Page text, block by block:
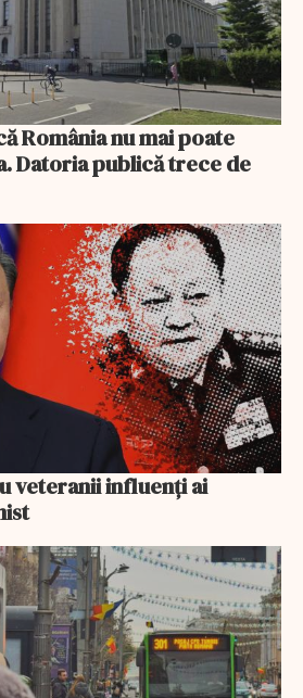
România nu mai poate
Datoria publică trece de
veteranii influenți ai